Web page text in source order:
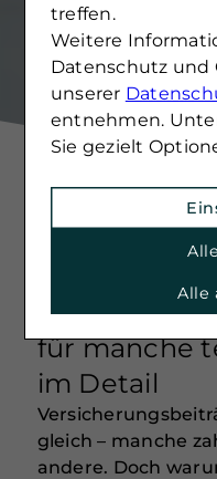
Warum ist
für manche
im Detail
gleich – manche
andere. Doch
treffen.
Weitere
Datenschutz und
unserer
entnehmen.
Sie gezielt
Alle